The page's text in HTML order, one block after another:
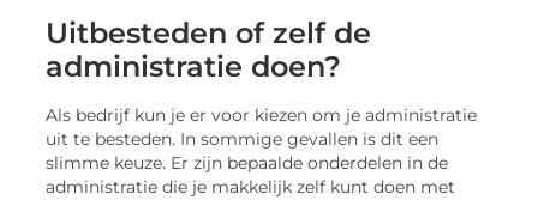
Uitbesteden of zelf de
administratie doen?
Als bedrijf kun je er voor kiezen om je administratie
uit te besteden. In sommige gevallen is dit een
slimme keuze. Er zijn bepaalde onderdelen in de
administratie die je makkelijk zelf kunt doen met